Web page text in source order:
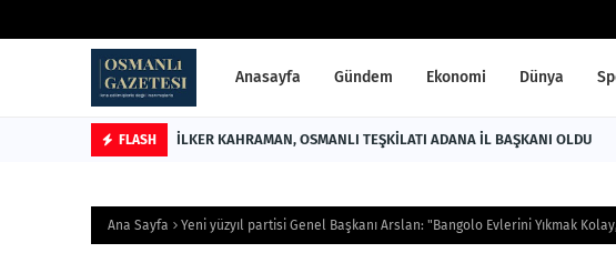
Anasayfa Gündem Ekonomi Dünya
FLASH İLKER KAHRAMAN, OSMANLI TEŞKİLATI ADANA İL BAŞKANI OLDU
Ana Sayfa Yeni yüzyıl partisi Genel Başkanı Arslan: "Bangolo Evlerini Yıkmak